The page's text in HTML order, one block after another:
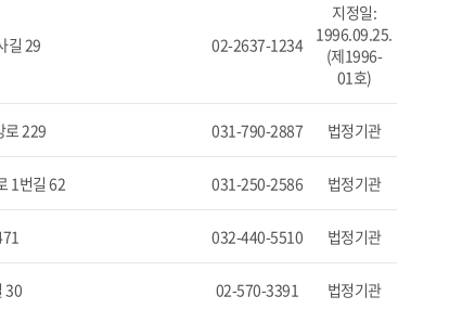
길 29 02-2637-1234
지정일:
1996.09.25.
(제1996-
01호)
로 229 031-790-2887 법정기관
1번길 62 031-250-2586 법정기관
032-440-5510 법정기관
30 02-570-3391 법정기관